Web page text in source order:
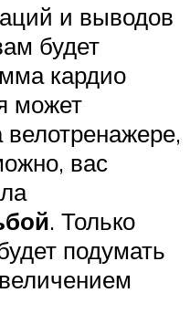
и выводов
будет
кардио
может
велотренажере,
вас
. Только
подумать